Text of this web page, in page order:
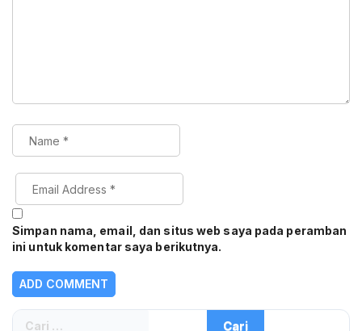
Simpan nama, email, dan situs web saya pada peramban
ini untuk komentar saya berikutnya.
Cari